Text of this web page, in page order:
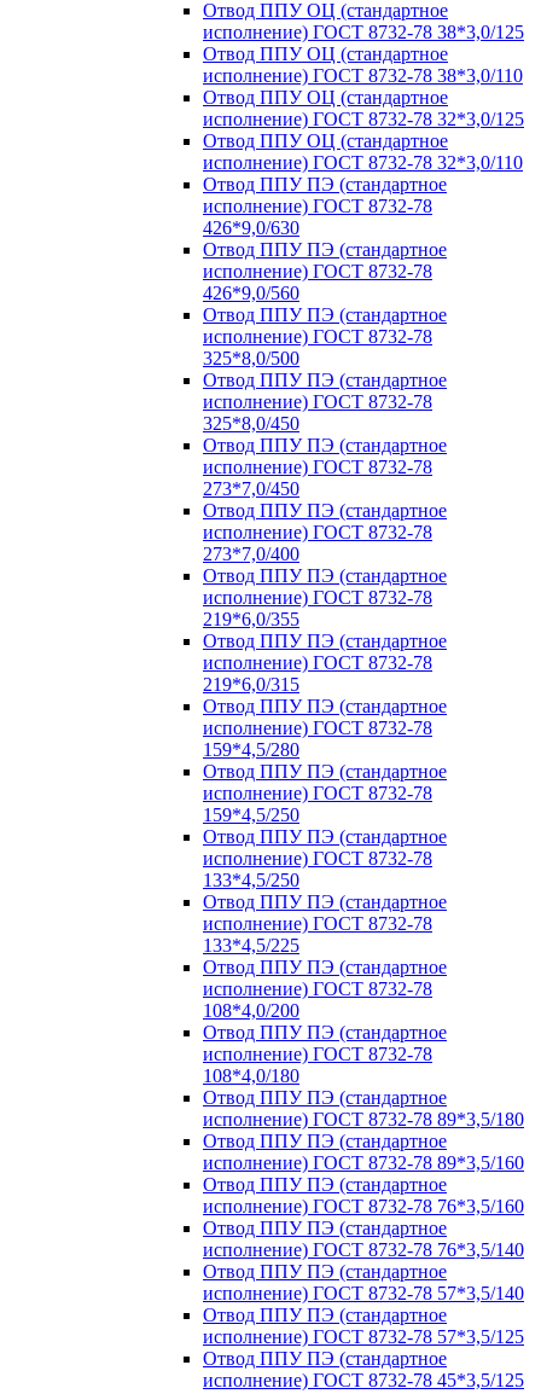
Отвод ППУ ОЦ (стандартное
исполнение) ГОСТ 8732-78 38*3,0/125
Отвод ППУ ОЦ (стандартное
исполнение) ГОСТ 8732-78 38*3,0/110
Отвод ППУ ОЦ (стандартное
исполнение) ГОСТ 8732-78 32*3,0/125
Отвод ППУ ОЦ (стандартное
исполнение) ГОСТ 8732-78 32*3,0/110
Отвод ППУ ПЭ (стандартное
исполнение) ГОСТ 8732-78
426*9,0/630
Отвод ППУ ПЭ (стандартное
исполнение) ГОСТ 8732-78
426*9,0/560
Отвод ППУ ПЭ (стандартное
исполнение) ГОСТ 8732-78
325*8,0/500
Отвод ППУ ПЭ (стандартное
исполнение) ГОСТ 8732-78
325*8,0/450
Отвод ППУ ПЭ (стандартное
исполнение) ГОСТ 8732-78
273*7,0/450
Отвод ППУ ПЭ (стандартное
исполнение) ГОСТ 8732-78
273*7,0/400
Отвод ППУ ПЭ (стандартное
исполнение) ГОСТ 8732-78
219*6,0/355
Отвод ППУ ПЭ (стандартное
исполнение) ГОСТ 8732-78
219*6,0/315
Отвод ППУ ПЭ (стандартное
исполнение) ГОСТ 8732-78
159*4,5/280
Отвод ППУ ПЭ (стандартное
исполнение) ГОСТ 8732-78
159*4,5/250
Отвод ППУ ПЭ (стандартное
исполнение) ГОСТ 8732-78
133*4,5/250
Отвод ППУ ПЭ (стандартное
исполнение) ГОСТ 8732-78
133*4,5/225
Отвод ППУ ПЭ (стандартное
исполнение) ГОСТ 8732-78
108*4,0/200
Отвод ППУ ПЭ (стандартное
исполнение) ГОСТ 8732-78
108*4,0/180
Отвод ППУ ПЭ (стандартное
исполнение) ГОСТ 8732-78 89*3,5/180
Отвод ППУ ПЭ (стандартное
исполнение) ГОСТ 8732-78 89*3,5/160
Отвод ППУ ПЭ (стандартное
исполнение) ГОСТ 8732-78 76*3,5/160
Отвод ППУ ПЭ (стандартное
исполнение) ГОСТ 8732-78 76*3,5/140
Отвод ППУ ПЭ (стандартное
исполнение) ГОСТ 8732-78 57*3,5/140
Отвод ППУ ПЭ (стандартное
исполнение) ГОСТ 8732-78 57*3,5/125
Отвод ППУ ПЭ (стандартное
исполнение) ГОСТ 8732-78 45*3,5/125